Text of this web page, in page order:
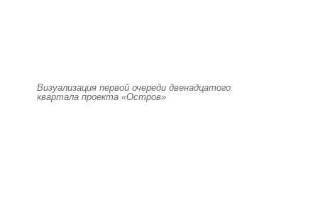
Визуализация первой очереди двенадцатого
квартала проекта «Остров»